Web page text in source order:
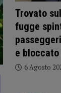
Trovato
fugge
e
6 Agosto